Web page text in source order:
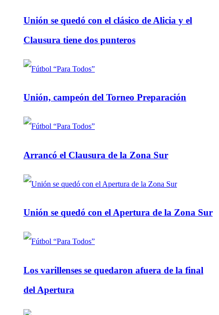
Unión se quedó con el clásico de Alicia y el
Clausura tiene dos punteros
Unión, campeón del Torneo Preparación
Arrancó el Clausura de la Zona Sur
Unión se quedó con el Apertura de la Zona Sur
Los varillenses se quedaron afuera de la final
del Apertura